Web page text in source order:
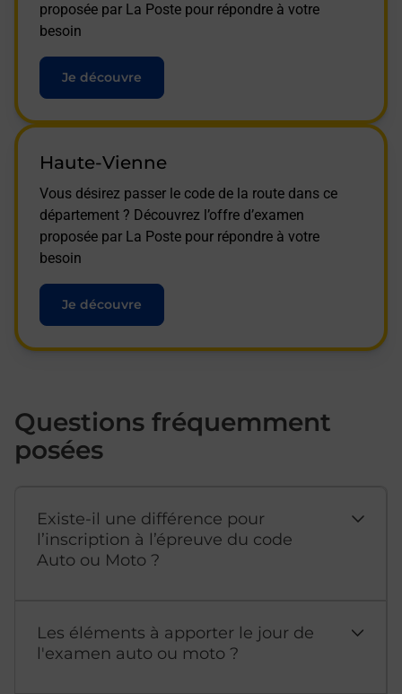
proposée par La Poste pour répondre à votre
besoin
Je découvre
Haute-Vienne
Vous désirez passer le code de la route dans ce
département ? Découvrez l’offre d’examen
proposée par La Poste pour répondre à votre
besoin
Je découvre
Questions fréquemment
posées
Existe-il une différence pour
l’inscription à l’épreuve du code
Auto ou Moto ?
Les éléments à apporter le jour de
l'examen auto ou moto ?